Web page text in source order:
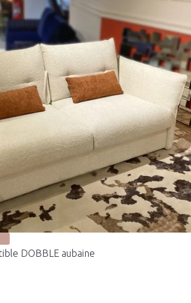
DOBBLE aubaine